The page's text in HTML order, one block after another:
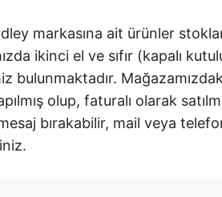
markasına ait ürünler
ikinci el ve sıfır (kapalı
bulunmaktadır.​
olup, faturalı olarak
bırakabilir, mail veya